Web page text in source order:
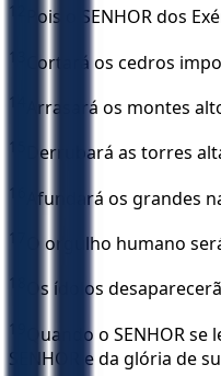
12 Pois o SENHOR dos
13 Cortará os cedros
14 Arrasará os montes
15 Derrubará as torres
16 Afundará os grandes
17 O orgulho humano
18 Os ídolos
19
Quando o SENHOR
SENHOR e da glória de